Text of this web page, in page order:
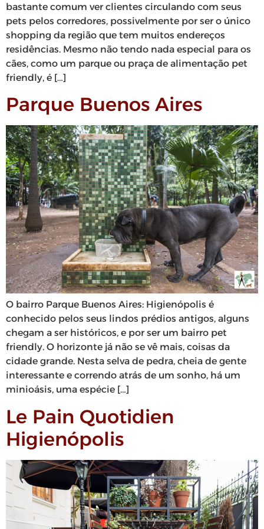
bastante comum ver clientes circulando com seus
pets pelos corredores, possivelmente por ser o único
shopping da região que tem muitos endereços
residências. Mesmo não tendo nada especial para os
cães, como um parque ou praça de alimentação pet
friendly, é […]
Parque Buenos Aires
O bairro Parque Buenos Aires: Higienópolis é
conhecido pelos seus lindos prédios antigos, alguns
chegam a ser históricos, e por ser um bairro pet
friendly. O horizonte já não se vê mais, coisas da
cidade grande. Nesta selva de pedra, cheia de gente
interessante e correndo atrás de um sonho, há um
minioásis, uma espécie […]
Le Pain Quotidien
Higienópolis